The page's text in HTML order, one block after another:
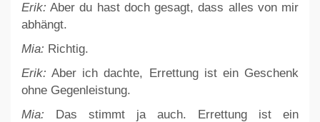
Erik: Aber du hast doch gesagt, dass alles von mir
abhängt.
Mia: Richtig.
Erik: Aber ich dachte, Errettung ist ein Geschenk
ohne Gegenleistung.
Mia: Das stimmt ja auch. Errettung ist ein